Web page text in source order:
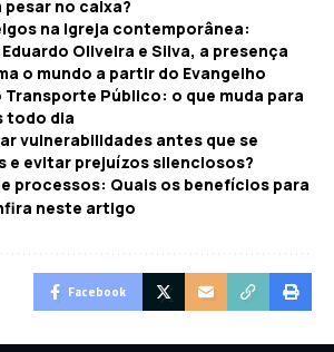
pesar no caixa?
na Igreja contemporânea:
Oliveira e Silva, a presença
o mundo a partir do Evangelho
Transporte Público: o que muda para
todo dia
vulnerabilidades antes que se
e evitar prejuízos silenciosos?
processos: Quais os benefícios para
neste artigo
Facebook